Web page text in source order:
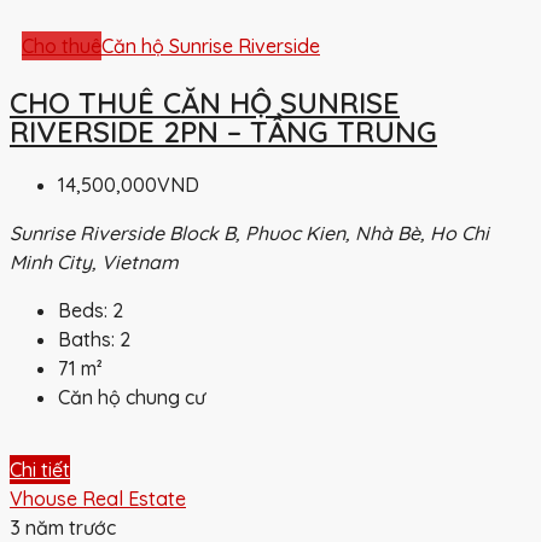
Cho thuêCăn hộ Sunrise Riverside
CHO THUÊ CĂN HỘ SUNRISE
RIVERSIDE 2PN – TẦNG TRUNG
14,500,000VND
Sunrise Riverside Block B, Phuoc Kien, Nhà Bè, Ho Chi
Minh City, Vietnam
Beds: 2
Baths: 2
71 m²
Căn hộ chung cư
Chi tiết
Vhouse Real Estate
3 năm trước